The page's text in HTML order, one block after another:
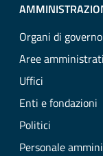
Organi di governo
Aree
Uffici
Enti e fondazioni
Politici
Personale